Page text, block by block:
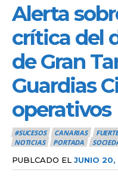
Alerta
crítica del
de Gran
Guardias
operativos
#SUCESOS CANARIAS
NOTICIAS
PORTADA
PUBLCADO EL JUNIO